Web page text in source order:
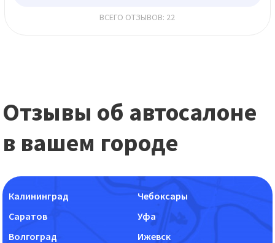
ВСЕГО ОТЗЫВОВ: 22
Отзывы об автосалоне
в вашем городе
Калининград
Чебоксары
Саратов
Уфа
Волгоград
Ижевск